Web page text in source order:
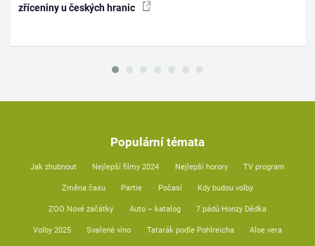
zříceniny u českých hranic
Populární témata
Jak zhubnout Nejlepší filmy 2024 Nejlepší horory TV program
Změna času Partie Počasí Kdy budou volby
ZOO Nové začátky Auto – katalog 7 pádů Honzy Dědka
Volby 2025 Svařené víno Tatarák podle Pohlreicha Aloe vera